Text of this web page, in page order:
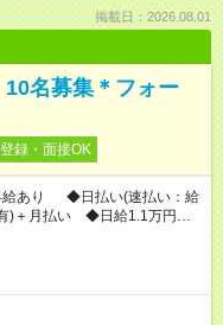
掲載日：2026.08.01
10名募集＊フォー
録・面接OK
あり ◆日払い(速払い：給
)＋月払い ◆日給1.1万円以